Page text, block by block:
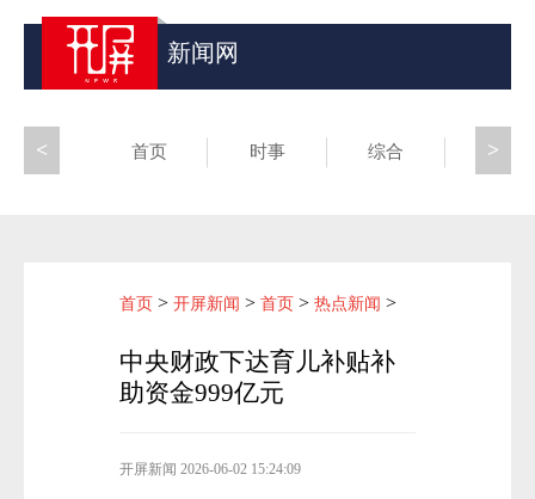
新闻网
首页 时事 综合 昆滇
>
<
首页 > 开屏新闻 > 首页 > 热点新闻 >
中央财政下达育儿补贴补
助资金999亿元
开屏新闻 2026-06-02 15:24:09